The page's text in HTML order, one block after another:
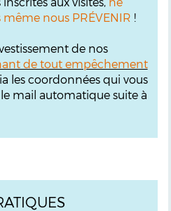
même nous PRÉVENIR !
de nos
de tout empêchement
les coordonnées qui vous
mail automatique suite à